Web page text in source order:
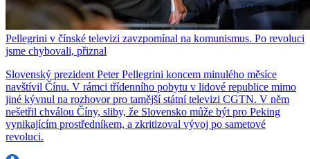
Pellegrini v čínské televizi zavzpomínal na komunismus. Po revoluci
jsme chybovali, přiznal
Slovenský prezident Peter Pellegrini koncem minulého měsíce
navštívil Čínu. V rámci třídenního pobytu v lidové republice mimo
jiné kývnul na rozhovor pro tamější státní televizi CGTN. V něm
nešetřil chválou Číny, sliby, že Slovensko může být pro Peking
vynikajícím prostředníkem, a zkritizoval vývoj po sametové
revoluci.